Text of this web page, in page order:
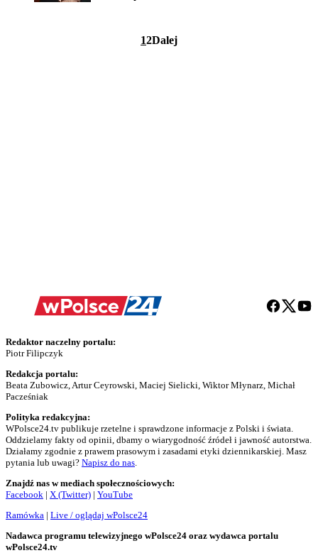
12Dalej
Redaktor naczelny portalu:
Piotr Filipczyk
Redakcja portalu:
Beata Zubowicz, Artur Ceyrowski, Maciej Sielicki, Wiktor Młynarz, Michał
Pacześniak
Polityka redakcyjna:
WPolsce24.tv publikuje rzetelne i sprawdzone informacje z Polski i świata.
Oddzielamy fakty od opinii, dbamy o wiarygodność źródeł i jawność autorstwa.
Działamy zgodnie z prawem prasowym i zasadami etyki dziennikarskiej. Masz
pytania lub uwagi? Napisz do nas
Znajdź nas w mediach społecznościowych:
Facebook | X (Twitter) | YouTube
Ramówka | Live / oglądaj wPolsce24
Nadawca programu telewizyjnego wPolsce24 oraz wydawca portalu
wPolsce24.tv